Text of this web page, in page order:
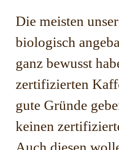
Die meisten
biologisch
ganz bewusst
zertifizierten
gute Gründe
keinen
Auch diesen